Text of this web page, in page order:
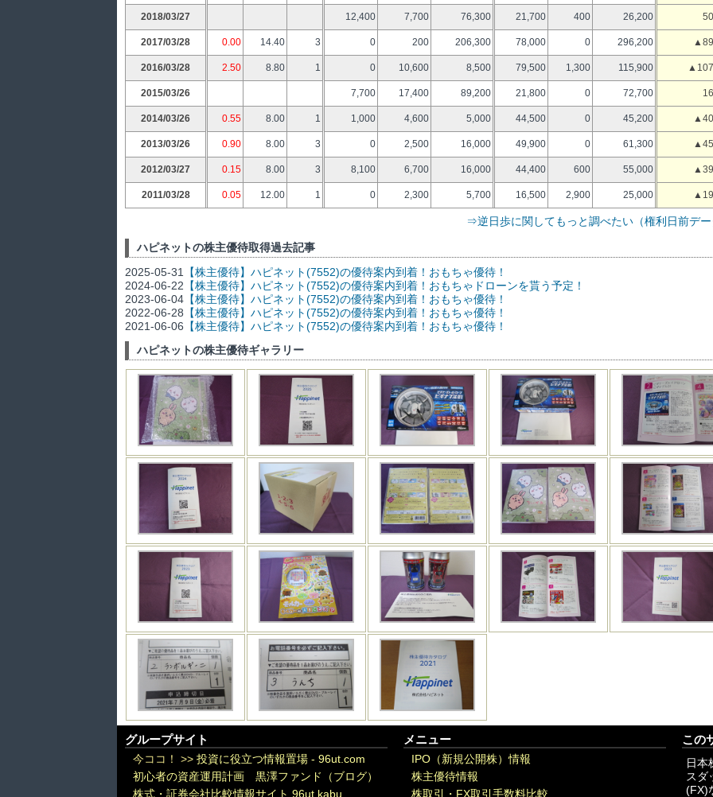
2018/03/27 12,400 7,700 76,300 21,700 400 26,200
2017/03/28 0.00 14.40 3 0 200 206,300 78,000 0 296,200
2016/03/28 2.50 8.80 1 0 10,600 8,500 79,500 1,300 115,900
2015/03/26 7,700 17,400 89,200 21,800 0 72,700
2014/03/26 0.55 8.00 1 1,000 4,600 5,000 44,500 0 45,200
2013/03/26 0.90 8.00 3 0 2,500 16,000 49,900 0 61,300
2012/03/27 0.15 8.00 3 8,100 6,700 16,000 44,400 600 55,000
2011/03/28 0.05 12.00 1 0 2,300 5,700 16,500 2,900 25,000
⇒逆日歩に関してもっと調べたい（権利日前デー
ハピネットの株主優待取得過去記事
2025-05-31
【株主優待】ハピネット(7552)の優待案内到着！おもちゃ優待！
2024-06-22 【株主優待】ハピネット(7552)の優待案内到着！おもちゃドローンを貰う予定！
2023-06-04 【株主優待】ハピネット(7552)の優待案内到着！おもちゃ優待！
2022-06-28 【株主優待】ハピネット(7552)の優待案内到着！おもちゃ優待！
2021-06-06 【株主優待】ハピネット(7552)の優待案内到着！おもちゃ優待！
ハピネットの株主優待ギャラリー
グループサイト
今ココ！ >> 投資に役立つ情報置場 - 96ut.com
初心者の資産運用計画 黒澤ファンド（ブログ）
株式・証券会社比較情報サイト 96ut.kabu
メニュー
IPO（新規公開株）情報
株主優待情報
株取引・FX取引手数料比較
この
日本
スダ
(FX)